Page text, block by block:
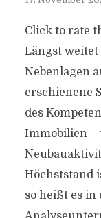
Click to rate
Längst
Nebenlagen
erschienene
des
Immobilien –
Höchststand
so heißt es in